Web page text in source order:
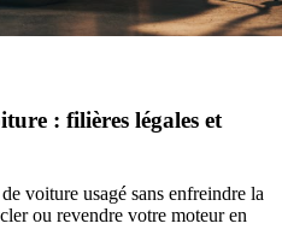
: filières légales et
voiture usagé sans enfreindre la
ou revendre votre moteur en